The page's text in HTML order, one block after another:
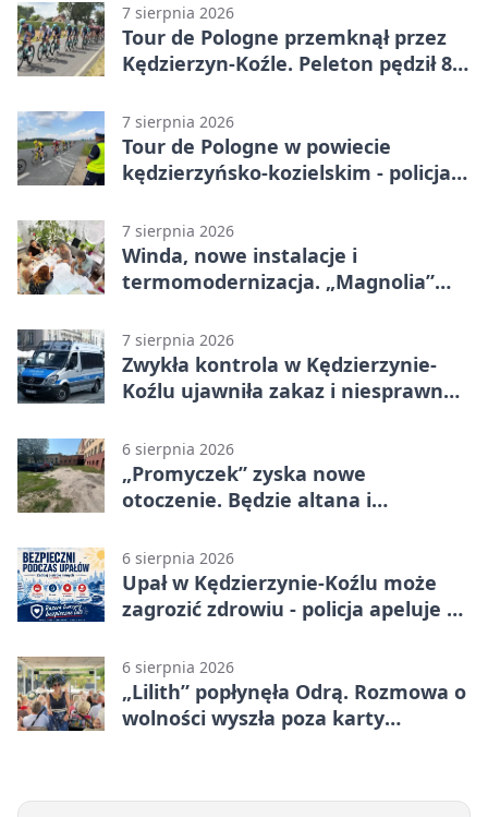
7 sierpnia 2026
Tour de Pologne przemknął przez
Kędzierzyn-Koźle. Peleton pędził 80
7 sierpnia 2026
Tour de Pologne w powiecie
kędzierzyńsko-kozielskim - policja
7 sierpnia 2026
Winda, nowe instalacje i
termomodernizacja. „Magnolia”
7 sierpnia 2026
Zwykła kontrola w Kędzierzynie-
Koźlu ujawniła zakaz i niesprawne
6 sierpnia 2026
„Promyczek” zyska nowe
otoczenie. Będzie altana i
6 sierpnia 2026
Upał w Kędzierzynie-Koźlu może
zagrozić zdrowiu - policja apeluje o
6 sierpnia 2026
„Lilith” popłynęła Odrą. Rozmowa o
wolności wyszła poza karty